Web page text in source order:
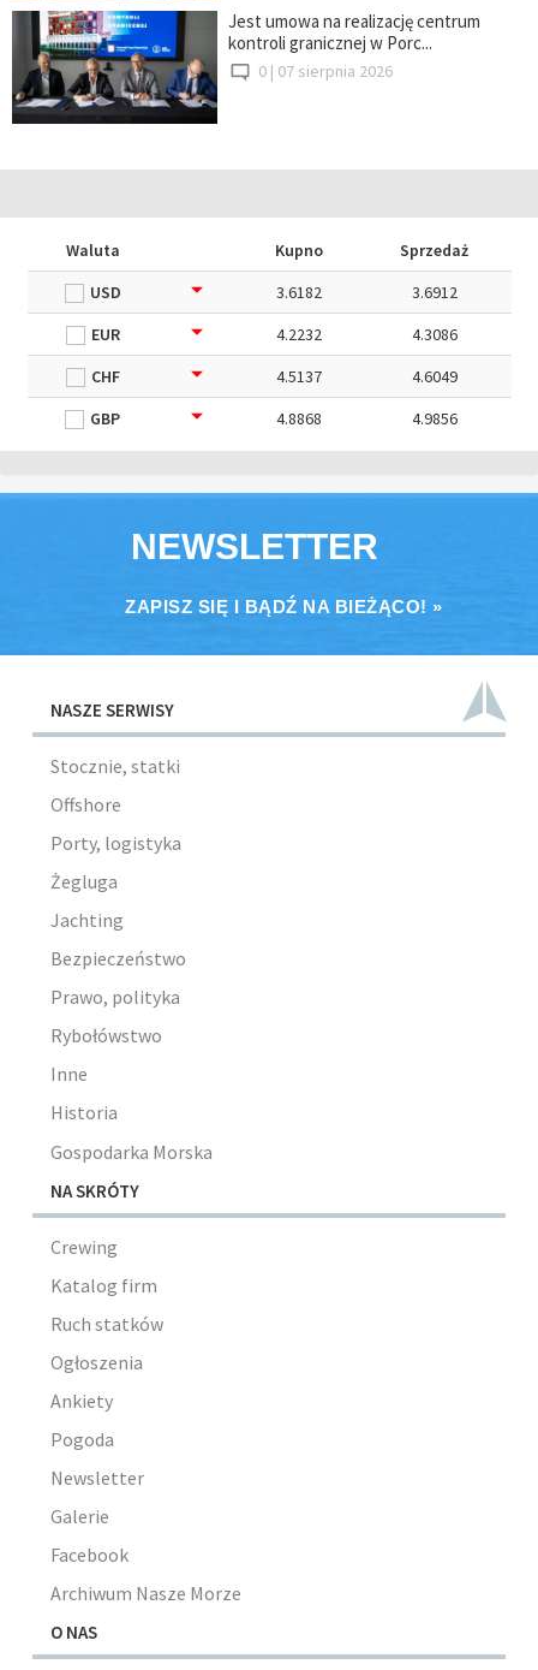
Jest umowa na realizację centrum
kontroli granicznej w Porc...
0 | 07 sierpnia 2026
Waluta Kupno
Sprzedaż
USD
3.6182
3.6912
EUR
4.2232
4.3086
CHF
4.5137
4.6049
GBP
4.8868 4.9856
NEWSLETTER
ZAPISZ SIĘ I BĄDŹ NA BIEŻĄCO! »
NASZE SERWISY
Stocznie, statki
Offshore
Porty, logistyka
Żegluga
Jachting
Bezpieczeństwo
Prawo, polityka
Rybołówstwo
Inne
Historia
Gospodarka Morska
NA SKRÓTY
Crewing
Katalog firm
Ruch statków
Ogłoszenia
Ankiety
Pogoda
Newsletter
Galerie
Facebook
Archiwum Nasze Morze
O NAS